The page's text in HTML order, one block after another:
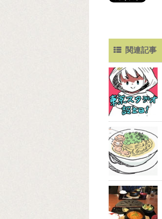
関連記事